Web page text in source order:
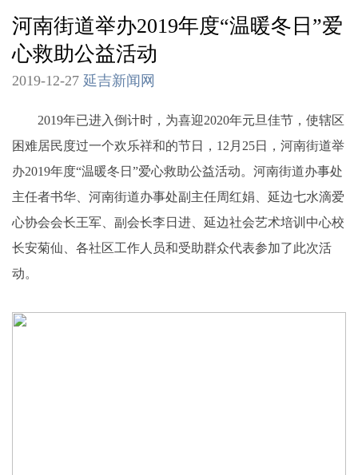
河南街道举办2019年度“温暖冬日”爱
心救助公益活动
2019-12-27 延吉新闻网
2019年已进入倒计时，为喜迎2020年元旦佳节，使辖区
困难居民度过一个欢乐祥和的节日，12月25日，河南街道举
办2019年度“温暖冬日”爱心救助公益活动。河南街道办事处
主任者书华、河南街道办事处副主任周红娟、延边七水滴爱
心协会会长王军、副会长李日进、延边社会艺术培训中心校
长安菊仙、各社区工作人员和受助群众代表参加了此次活
动。